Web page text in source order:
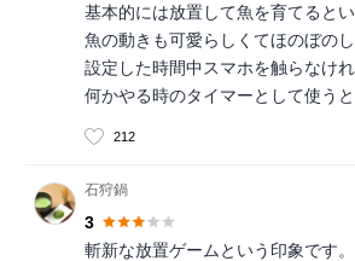
基本的には放置して魚を育てるとい
魚の動きも可愛らしくてほのぼのし
設定した時間中スマホを触らなけ
何かやる時のタイマーとして使うと
212
石狩鍋
3
斬新な放置ゲームという印象です